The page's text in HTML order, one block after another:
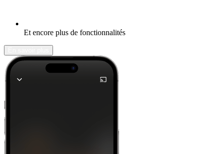
Et encore plus de fonctionnalités